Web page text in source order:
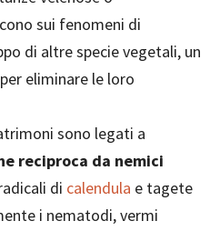
sui fenomeni di
di altre specie vegetali, un
eliminare le loro
sono legati a
reciproca da nemici
di calendula e tagete
i nematodi, vermi